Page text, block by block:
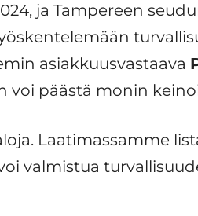
ja Tampereen
asiakkuusvastaava
voi päästä monin
Laatimassamme
valmistua